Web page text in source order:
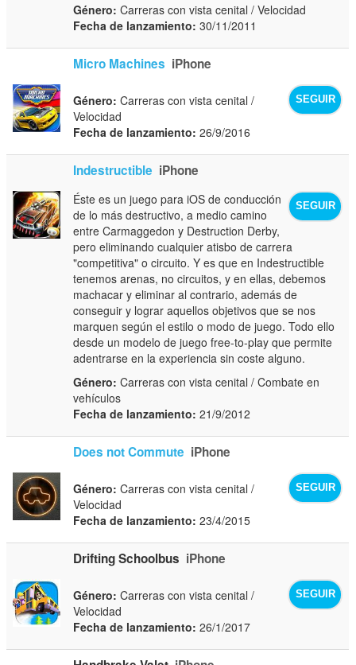
Género: Carreras con vista cenital / Velocidad
Fecha de lanzamiento: 30/11/2011
Micro Machines iPhone
SEGUIR
Género: Carreras con vista cenital /
Velocidad
Fecha de lanzamiento: 26/9/2016
Indestructible iPhone
SEGUIR
Éste es un juego para iOS de conducción
de lo más destructivo, a medio camino
entre Carmaggedon y Destruction Derby,
pero eliminando cualquier atisbo de carrera
"competitiva" o circuito. Y es que en Indestructible
tenemos arenas, no circuitos, y en ellas, debemos
machacar y eliminar al contrario, además de
conseguir y lograr aquellos objetivos que se nos
marquen según el estilo o modo de juego. Todo ello
desde un modelo de juego free-to-play que permite
adentrarse en la experiencia sin coste alguno.
Género: Carreras con vista cenital / Combate en
vehículos
Fecha de lanzamiento: 21/9/2012
Does not Commute iPhone
SEGUIR
Género: Carreras con vista cenital /
Velocidad
Fecha de lanzamiento: 23/4/2015
Drifting Schoolbus iPhone
SEGUIR
Género: Carreras con vista cenital /
Velocidad
Fecha de lanzamiento: 26/1/2017